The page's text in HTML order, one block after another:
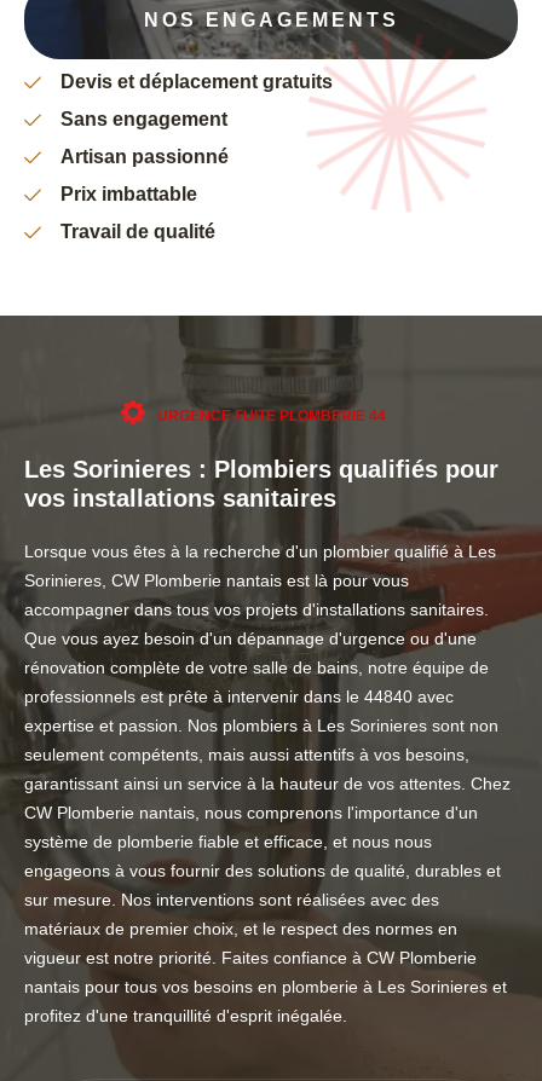
NOS ENGAGEMENTS
Devis et déplacement gratuits
Sans engagement
Artisan passionné
Prix imbattable
Travail de qualité
URGENCE FUITE PLOMBERIE 44
Les Sorinieres : Plombiers qualifiés pour
vos installations sanitaires
Lorsque vous êtes à la recherche d'un plombier qualifié à Les
Sorinieres, CW Plomberie nantais est là pour vous
accompagner dans tous vos projets d'installations sanitaires.
Que vous ayez besoin d'un dépannage d'urgence ou d'une
rénovation complète de votre salle de bains, notre équipe de
professionnels est prête à intervenir dans le 44840 avec
expertise et passion. Nos plombiers à Les Sorinieres sont non
seulement compétents, mais aussi attentifs à vos besoins,
garantissant ainsi un service à la hauteur de vos attentes. Chez
CW Plomberie nantais, nous comprenons l'importance d'un
système de plomberie fiable et efficace, et nous nous
engageons à vous fournir des solutions de qualité, durables et
sur mesure. Nos interventions sont réalisées avec des
matériaux de premier choix, et le respect des normes en
vigueur est notre priorité. Faites confiance à CW Plomberie
nantais pour tous vos besoins en plomberie à Les Sorinieres et
profitez d'une tranquillité d'esprit inégalée.